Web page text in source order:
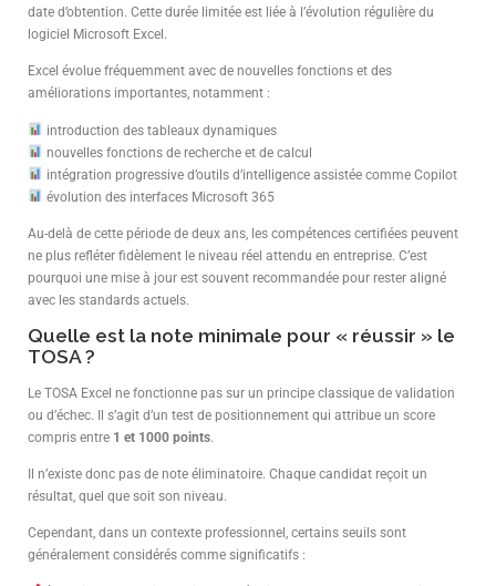
date d’obtention. Cette durée limitée est liée à l’évolution régulière du
logiciel Microsoft Excel.
Excel évolue fréquemment avec de nouvelles fonctions et des
améliorations importantes, notamment :
introduction des tableaux dynamiques
nouvelles fonctions de recherche et de calcul
intégration progressive d’outils d’intelligence assistée comme Copilot
évolution des interfaces Microsoft 365
Au-delà de cette période de deux ans, les compétences certifiées peuvent
ne plus refléter fidèlement le niveau réel attendu en entreprise. C’est
pourquoi une mise à jour est souvent recommandée pour rester aligné
avec les standards actuels.
Quelle est la note minimale pour « réussir » le
TOSA ?
Le TOSA Excel ne fonctionne pas sur un principe classique de validation
ou d’échec. Il s’agit d’un test de positionnement qui attribue un score
compris entre 1 et 1000 points.
Il n’existe donc pas de note éliminatoire. Chaque candidat reçoit un
résultat, quel que soit son niveau.
Cependant, dans un contexte professionnel, certains seuils sont
généralement considérés comme significatifs :